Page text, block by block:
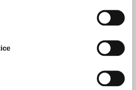
Walking Dead in this
easy feat, yet Jack and his
nu există recenzii